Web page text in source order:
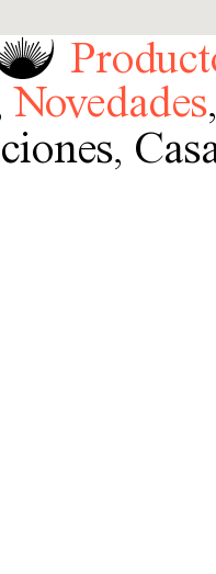
Novedades,
,